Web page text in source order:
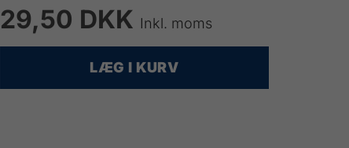
29,50 DKK Inkl. moms
LÆG I KURV